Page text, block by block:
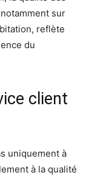
sur
reflète
du
client
uniquement à
à la qualité